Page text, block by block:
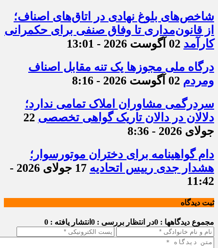
شاخص‌های بلوغ نهادی در اتاق‌های اصناف؛
از قانون‌مداری تا وفاق صنفی برای حکمرانی
کارآمد 02 آگوست 2026 - 13:01
درگاه ملی مجوزها یک تنه مقابل اصناف
ومردم 02 آگوست 2026 - 8:16
سردرگمی مشاوران املاک تمامی ندارد؛
دلالان در دالان تاریک گواهی تخصصی 22
جولای 2026 - 8:36
دام گواهینامه برای دختران موتورسوار؛
هشدار جدی رییس اتحادیه
17 جولای 2026 -
11:42
ثبت دیدگاه
مجموع دیدگاهها : 0 در انتظار بررسی : 0 انتشار یافته : 0